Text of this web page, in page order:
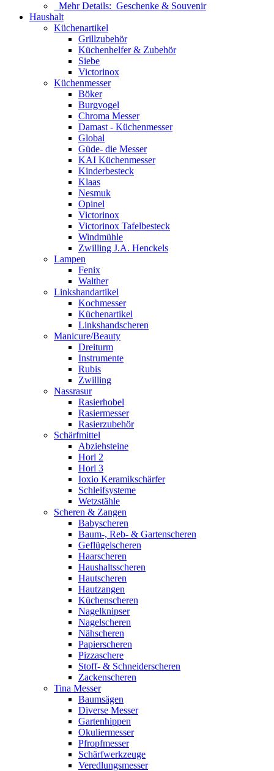
Mehr Details: Geschenke & Souvenir
Haushalt
Küchenartikel
Grillzubehör
Küchenhelfer & Zubehör
Siebe
Victorinox
Küchenmesser
Böker
Burgvogel
Chroma Messer
Damast - Küchenmesser
Global
Güde- die Messer
KAI Küchenmesser
Kinderbesteck
Klaas
Nesmuk
Opinel
Victorinox
Victorinox Tafelbesteck
Windmühle
Zwilling J.A. Henckels
Lampen
Fenix
Walther
Linkshandartikel
Kochmesser
Küchenartikel
Linkshandscheren
Manicure/Beauty
Dreiturm
Instrumente
Rubis
Zwilling
Nassrasur
Rasierhobel
Rasiermesser
Rasierzubehör
Schärfmittel
Abziehsteine
Horl 2
Horl 3
Ioxio Keramikschärfer
Schleifsysteme
Wetzstähle
Scheren & Zangen
Babyscheren
Baum-, Reb- & Gartenscheren
Geflügelscheren
Haarscheren
Haushaltsscheren
Hautscheren
Hautzangen
Küchenscheren
Nagelknipser
Nagelscheren
Nähscheren
Papierscheren
Pizzaschere
Stoff- & Schneiderscheren
Zackenscheren
Tina Messer
Baumsägen
Diverse Messer
Gartenhippen
Okuliermesser
Pfropfmesser
Schärfwerkzeuge
Veredlungsmesser